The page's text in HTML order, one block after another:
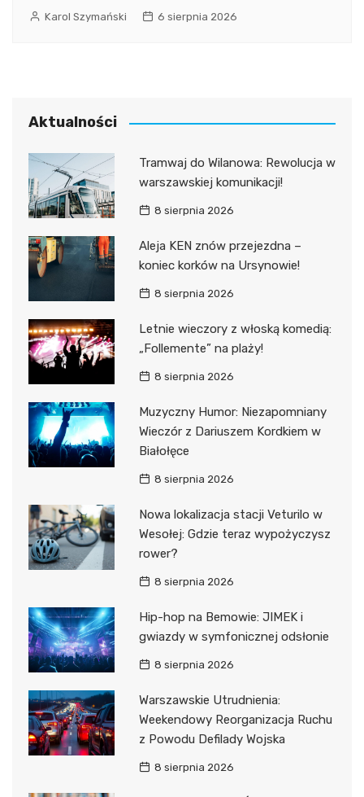
Karol Szymański 6 sierpnia 2026
Aktualności
Tramwaj do Wilanowa: Rewolucja w
warszawskiej komunikacji!
8 sierpnia 2026
Aleja KEN znów przejezdna –
koniec korków na Ursynowie!
8 sierpnia 2026
Letnie wieczory z włoską komedią:
„Follemente” na plaży!
8 sierpnia 2026
Muzyczny Humor: Niezapomniany
Wieczór z Dariuszem Kordkiem w
Białołęce
8 sierpnia 2026
Nowa lokalizacja stacji Veturilo w
Wesołej: Gdzie teraz wypożyczysz
rower?
8 sierpnia 2026
Hip-hop na Bemowie: JIMEK i
gwiazdy w symfonicznej odsłonie
8 sierpnia 2026
Warszawskie Utrudnienia:
Weekendowy Reorganizacja Ruchu
z Powodu Defilady Wojska
8 sierpnia 2026